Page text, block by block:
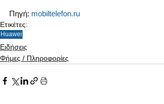
Πηγή: mobiltelefon.ru
Ετικέτες:
Huawei
Ειδήσεις
Φήμες / Πληροφορίες